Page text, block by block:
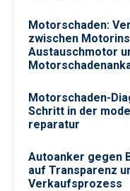
Motorschaden:
zwischen
Austauschmotor
Motorschaden-
Schritt in der
reparatur
Autoanker gegen
auf Transparenz
Verkaufsprozess